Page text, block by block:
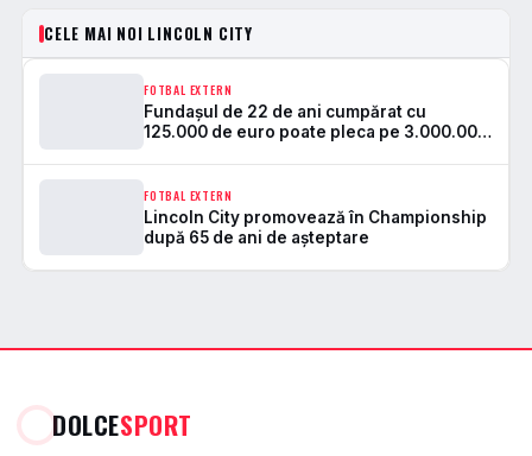
CELE MAI NOI LINCOLN CITY
FOTBAL EXTERN
Fundașul de 22 de ani cumpărat cu
125.000 de euro poate pleca pe 3.000.000.
FOTBAL EXTERN
Lincoln City promovează în Championship
după 65 de ani de așteptare
DOLCESPORT